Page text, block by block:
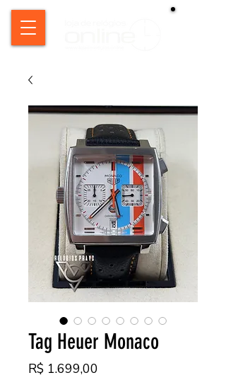
Tag Heuer Monaco
R$ 1.699,00